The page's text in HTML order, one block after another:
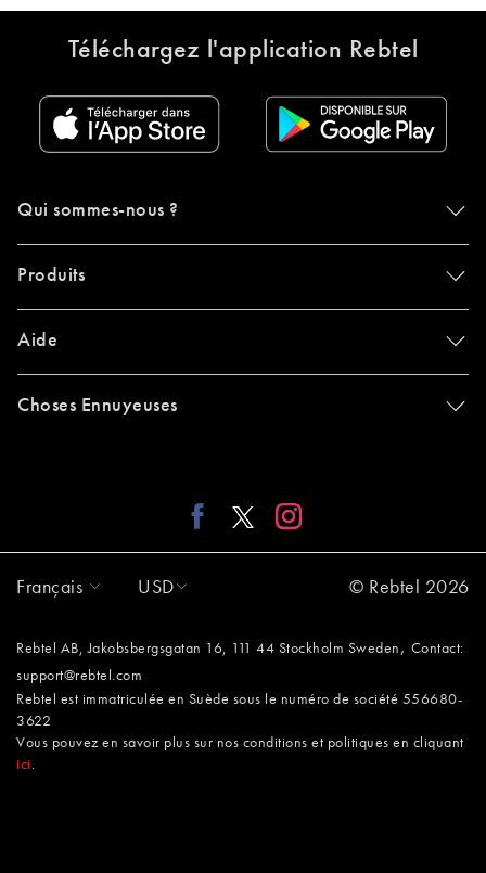
Téléchargez l'application Rebtel
Qui sommes-nous ?
Produits
Aide
Choses Ennuyeuses
Français USD © Rebtel 2026
Rebtel AB, Jakobsbergsgatan 16, 111 44 Stockholm Sweden , Contact:
support@rebtel.com
Rebtel est immatriculée en Suède sous le numéro de société 556680-
3622
Vous pouvez en savoir plus sur nos conditions et politiques en cliquant
ici .